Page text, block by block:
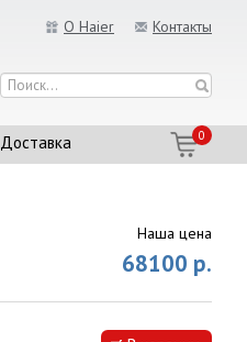
О Haier Контакты
Доставка 0
Наша цена
68100 р.